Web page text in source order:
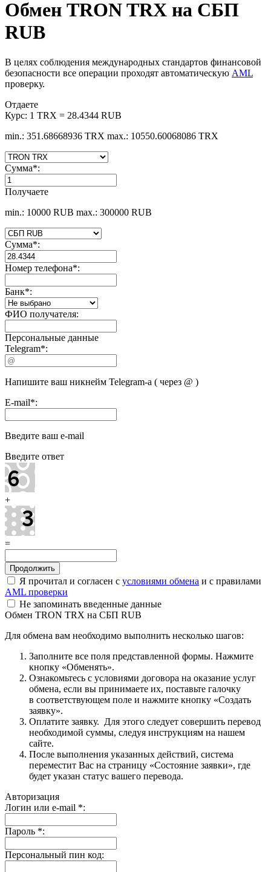
Обмен TRON TRX на СБП
RUB
В целях соблюдения международных стандартов финансовой
безопасности все операции проходят автоматическую AML
проверку.
Отдаете
Курс: 1 TRX = 28.4344 RUB
min.: 351.68668936 TRX max.: 10550.60068086 TRX
Сумма*:
Получаете
min.: 10000 RUB max.: 300000 RUB
Сумма*:
Номер телефона*:
Банк*:
ФИО получателя:
Персональные данные
Telegram*:
Напишите ваш никнейм Telegram-а ( через @ )
E-mail*:
Введите ваш e-mail
Введите ответ
+
=
Я прочитал и согласен с условиями обмена и с правилами
AML проверки
Не запоминать введенные данные
Обмен TRON TRX на СБП RUB
Для обмена вам необходимо выполнить несколько шагов:
Заполните все поля представленной формы. Нажмите
кнопку «Обменять».
Ознакомьтесь с условиями договора на оказание услуг
обмена, если вы принимаете их, поставьте галочку
в соответствующем поле и нажмите кнопку «Создать
заявку».
Оплатите заявку. Для этого следует совершить перевод
необходимой суммы, следуя инструкциям на нашем
сайте.
После выполнения указанных действий, система
переместит Вас на страницу «Состояние заявки», где
будет указан статус вашего перевода.
Авторизация
Логин или e-mail *:
Пароль *:
Персональный пин код: